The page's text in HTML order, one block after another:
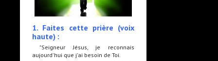
1. Faites cette prière (voix
haute) :
"Seigneur Jésus, je reconnais
aujourd'hui que j'ai besoin de Toi.